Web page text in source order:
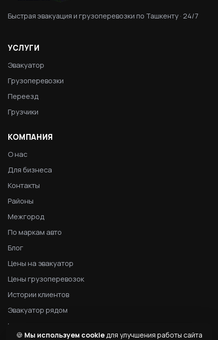
Быстрая эвакуация и грузоперевозки по Ташкенту · 24/7
УСЛУГИ
Эвакуатор
Грузоперевозки
Переезд
Грузчики
КОМПАНИЯ
О нас
Для бизнеса
Контакты
Районы
Межгород
По маркам авто
Блог
Цены на эвакуатор
Цены грузоперевозок
Истории клиентов
Эвакуатор рядом
Конфиденциальность
🍪 Мы используем cookieдля улучшения работы сайта